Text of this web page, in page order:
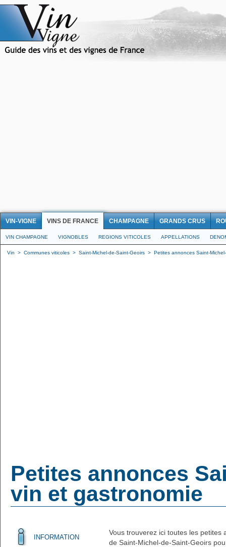
VIN-VIGNE VINS DE FRANCE CHAMPAGNE GRANDS CRUS
VIN CHAMPAGNE VIGNOBLES REGIONS VITICOLES APPELLATIONS
Vin > Communes viticoles > Saint-Michel-de-Saint-Geoirs > Petites annonces Saint-
Petites annonces
vin et gastronomie
INFORMATION
Vous trouverez ici toutes les
de Saint-Michel-de-Saint-Geoirs